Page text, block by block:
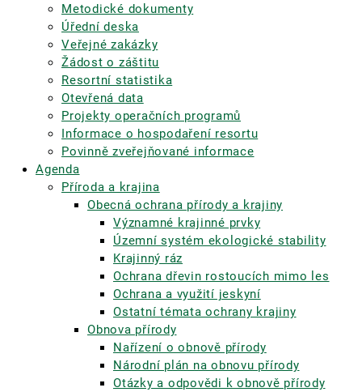
Metodické dokumenty
Úřední deska
Veřejné zakázky
Žádost o záštitu
Resortní statistika
Otevřená data
Projekty operačních programů
Informace o hospodaření resortu
Povinně zveřejňované informace
Agenda
Příroda a krajina
Obecná ochrana přírody a krajiny
Významné krajinné prvky
Územní systém ekologické stability
Krajinný ráz
Ochrana dřevin rostoucích mimo les
Ochrana a využití jeskyní
Ostatní témata ochrany krajiny
Obnova přírody
Nařízení o obnově přírody
Národní plán na obnovu přírody
Otázky a odpovědi k obnově přírody